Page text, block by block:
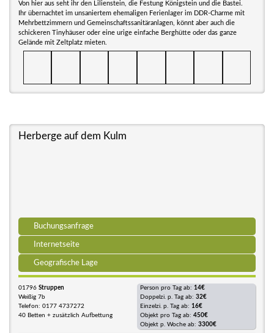
Von hier aus seht ihr den Lilienstein, die Festung Königstein und die Bastei.
Ihr übernachtet im unsaniertem ehemaligen Ferienlager im DDR-Charme mit
Mehrbettzimmern und Gemeinschaftssanitäranlagen, könnt aber auch die
schickeren Tinyhäuser oder eine urige einfache Berghütte oder das ganze
Gelände mit Zeltplatz mieten.
Herberge auf dem Kulm
Buchungsanfrage
Internetseite
Geografische Lage
01796 Struppen
Weißig 7b
Telefon: 0177 4737272
40 Betten + zusätzlich Aufbettung
Person pro Tag ab: 14€
Doppelzi. p. Tag ab: 32€
Einzelzi. p. Tag ab: 16€
Objekt pro Tag ab: 450€
Objekt p. Woche ab: 3300€